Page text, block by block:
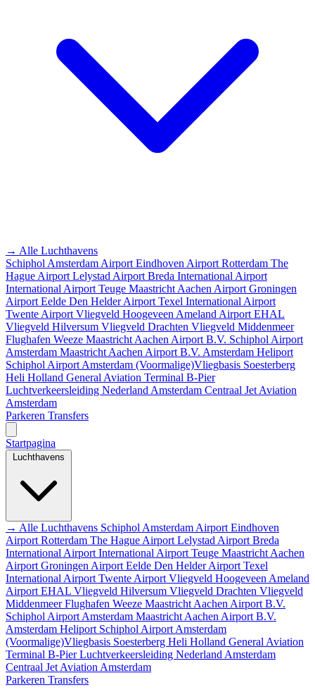
→ Alle Luchthavens
Schiphol Amsterdam Airport Eindhoven Airport Rotterdam The
Hague Airport Lelystad Airport Breda International Airport
International Airport Teuge Maastricht Aachen Airport Groningen
Airport Eelde Den Helder Airport Texel International Airport
Twente Airport Vliegveld Hoogeveen Ameland Airport EHAL
Vliegveld Hilversum Vliegveld Drachten Vliegveld Middenmeer
Flughafen Weeze Maastricht Aachen Airport B.V. Schiphol Airport
Amsterdam Maastricht Aachen Airport B.V. Amsterdam Heliport
Schiphol Airport Amsterdam (Voormalige)Vliegbasis Soesterberg
Heli Holland General Aviation Terminal B-Pier
Luchtverkeersleiding Nederland Amsterdam Centraal Jet Aviation
Amsterdam
Parkeren Transfers
Startpagina
Luchthavens
→ Alle Luchthavens Schiphol Amsterdam Airport Eindhoven
Airport Rotterdam The Hague Airport Lelystad Airport Breda
International Airport International Airport Teuge Maastricht Aachen
Airport Groningen Airport Eelde Den Helder Airport Texel
International Airport Twente Airport Vliegveld Hoogeveen Ameland
Airport EHAL Vliegveld Hilversum Vliegveld Drachten Vliegveld
MiddenmeerFlughafen Weeze Maastricht Aachen Airport B.V.
Schiphol Airport Amsterdam Maastricht Aachen Airport B.V.
Amsterdam Heliport Schiphol Airport Amsterdam
(Voormalige)Vliegbasis Soesterberg Heli Holland General Aviation
Terminal B-PierLuchtverkeersleiding Nederland Amsterdam
Centraal Jet Aviation Amsterdam
Parkeren Transfers